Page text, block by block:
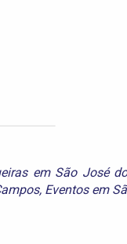
em São José
, Eventos em